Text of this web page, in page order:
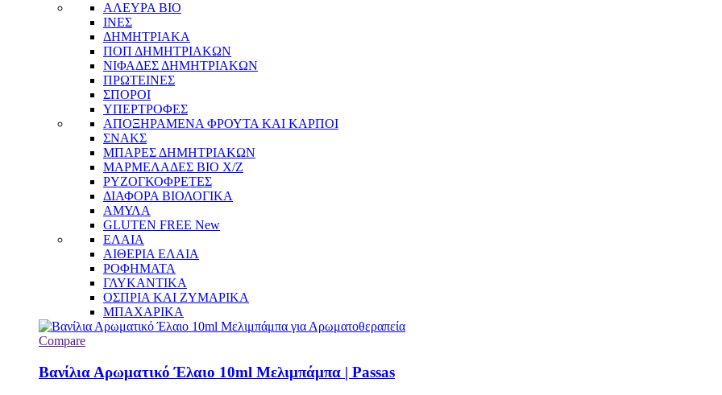
ΑΛΕΥΡΑ BIO
ΙΝΕΣ
ΔΗΜΗΤΡΙΑΚΑ
ΠΟΠ ΔΗΜΗΤΡΙΑΚΩΝ
ΝΙΦΑΔΕΣ ΔΗΜΗΤΡΙΑΚΩΝ
ΠΡΩΤΕΙΝΕΣ
ΣΠΟΡΟΙ
ΥΠΕΡΤΡΟΦΕΣ
ΑΠΟΞΗΡΑΜΕΝΑ ΦΡΟΥΤΑ ΚΑΙ ΚΑΡΠΟΙ
ΣΝΑΚΣ
ΜΠΑΡΕΣ ΔΗΜΗΤΡΙΑΚΩΝ
ΜΑΡΜΕΛΑΔΕΣ BIO Χ/Ζ
ΡΥΖΟΓΚΟΦΡΕΤΕΣ
ΔΙΑΦΟΡΑ ΒΙΟΛΟΓΙΚΑ
ΑΜΥΛΑ
GLUTEN FREE New
ΕΛΑΙΑ
ΑΙΘΕΡΙΑ ΕΛΑΙΑ
ΡΟΦΗΜΑΤΑ
ΓΛΥΚΑΝΤΙΚΑ
ΟΣΠΡΙΑ ΚΑΙ ΖΥΜΑΡΙΚΑ
ΜΠΑΧΑΡΙΚΑ
Compare
Βανίλια Αρωματικό Έλαιο 10ml Μελιμπάμπα | Passas